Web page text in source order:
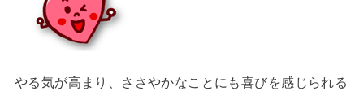
やる気が高まり、ささやかなことにも喜びを感じられる